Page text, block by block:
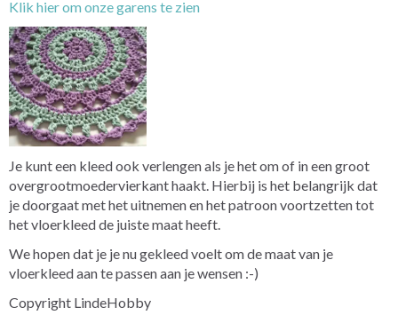
Klik hier om onze garens te zien
Je kunt een kleed ook verlengen als je het om of in een groot
overgrootmoedervierkant haakt. Hierbij is het belangrijk dat
je doorgaat met het uitnemen en het patroon voortzetten tot
het vloerkleed de juiste maat heeft.
We hopen dat je je nu gekleed voelt om de maat van je
vloerkleed aan te passen aan je wensen :-)
Copyright LindeHobby